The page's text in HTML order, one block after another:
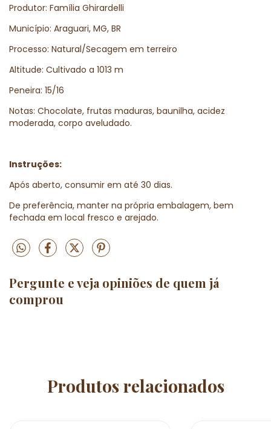
Produtor: Família Ghirardelli
Município: Araguari, MG, BR
Processo: Natural/Secagem em terreiro
Altitude: Cultivado a 1013 m
Peneira: 15/16
Notas: Chocolate, frutas maduras, baunilha, acidez
moderada, corpo aveludado.
Instruções:
Após aberto, consumir em até 30 dias.
De preferência, manter na própria embalagem, bem
fechada em local fresco e arejado.
Pergunte e veja opiniões de quem j
comprou
Produtos relacionados